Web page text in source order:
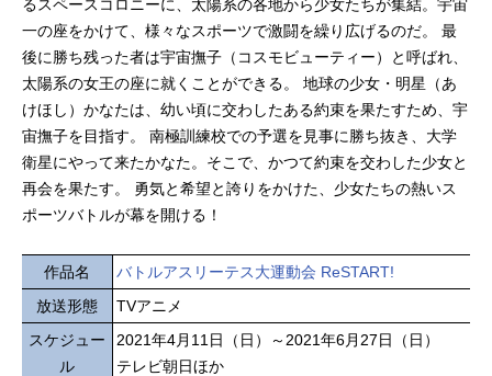
るスペースコロニーに、太陽系の各地から少女たちが集結。宇宙
一の座をかけて、様々なスポーツで激闘を繰り広げるのだ。 最
後に勝ち残った者は宇宙撫子（コスモビューティー）と呼ばれ、
太陽系の女王の座に就くことができる。 地球の少女・明星（あ
けほし）かなたは、幼い頃に交わしたある約束を果たすため、宇
宙撫子を目指す。 南極訓練校での予選を見事に勝ち抜き、大学
衛星にやって来たかなた。そこで、かつて約束を交わした少女と
再会を果たす。 勇気と希望と誇りをかけた、少女たちの熱いス
ポーツバトルが幕を開ける！
作品名
バトルアスリーテス大運動会 ReSTART!
放送形態
TVアニメ
スケジュー
ル
2021年4月11日（日）～2021年6月27日（日）
テレビ朝日ほか